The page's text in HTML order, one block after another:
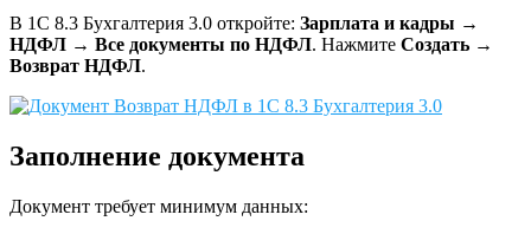
В 1С 8.3 Бухгалтерия 3.0 откройте: Зарплата и кадры →
НДФЛ → Все документы по НДФЛ. Нажмите Создать →
Возврат НДФЛ.
Заполнение документа
Документ требует минимум данных: